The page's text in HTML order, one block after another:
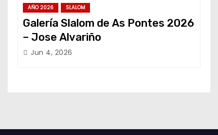
AÑO 2026 SLALOM
Galería Slalom de As Pontes 2026
– Jose Alvariño
Jun 4, 2026